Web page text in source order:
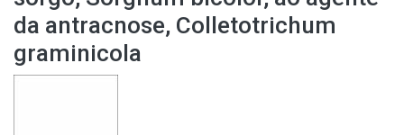
da antracnose, Colletotrichum
graminicola